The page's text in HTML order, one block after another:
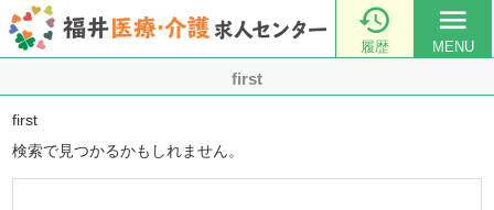

履歴
menu
MENU
first
first
検索で見つかるかもしれません。